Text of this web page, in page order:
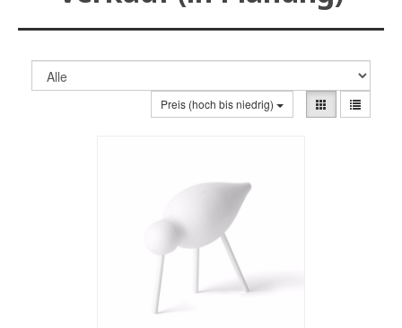
Preis (hoch bis niedrig)